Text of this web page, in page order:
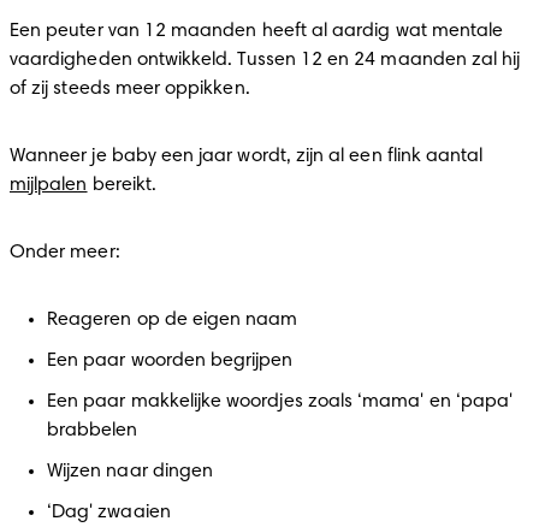
Een peuter van 12 maanden heeft al aardig wat mentale
vaardigheden ontwikkeld. Tussen 12 en 24 maanden zal hij
of zij steeds meer oppikken.
mijlpalen bereikt.
Onder meer:
Reageren op de eigen naam
Een paar woorden begrijpen
Een paar makkelijke woordjes zoals ‘mama' en ‘papa'
brabbelen
Wijzen naar dingen
‘Dag' zwaaien